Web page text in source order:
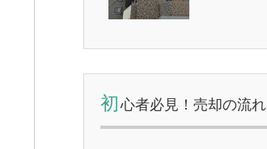
初 心者必見！売却の流れ